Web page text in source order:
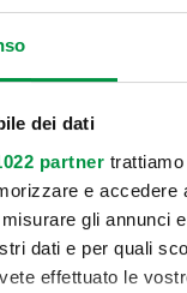
dei dati
partner
e accedere
gli annunci
dati e per quali
effettuato le